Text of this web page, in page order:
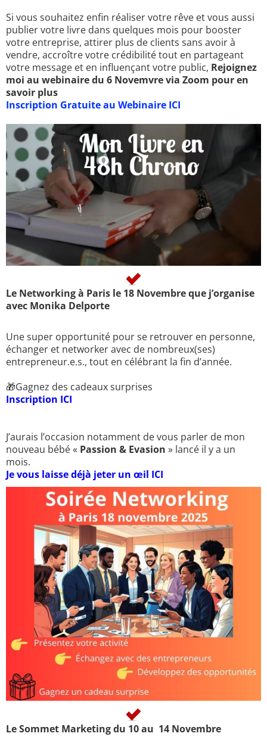
Si vous souhaitez enfin réaliser votre rêve et vous aussi
publier votre livre dans quelques mois pour booster
votre entreprise, attirer plus de clients sans avoir à
vendre, accroître votre crédibilité tout en partageant
votre message et en influençant votre public, Rejoignez
moi au webinaire du 6 Novemvre via Zoom pour en
savoir plus
Inscription Gratuite au Webinaire ICI
Le Networking à Paris le 18 Novembre que j’organise
avec Monika Delporte
Une super opportunité pour se retrouver en personne,
échanger et networker avec de nombreux(ses)
entrepreneur.e.s., tout en célébrant la fin d’année.
🎁Gagnez des cadeaux surprises
Inscription ICI
J’aurais l’occasion notamment de vous parler de mon
nouveau bébé « Passion & Evasion » lancé il y a un
mois.
Je vous laisse déjà jeter un œil ICI
Le Sommet Marketing du 10 au 14 Novembre